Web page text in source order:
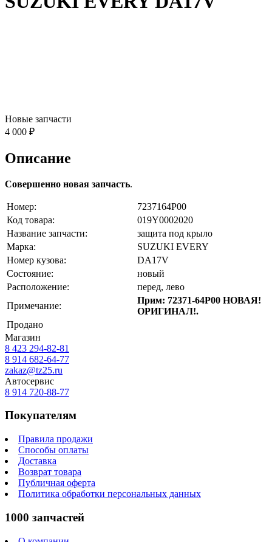
Новые запчасти
4 000 ₽
Описание
Совершенно новая запчасть.
Номер:
7237164P00
Код товара:
019Y0002020
Название запчасти:
защита под крыло
Марка:
SUZUKI EVERY
Номер кузова:
DA17V
Состояние:
новый
Расположение:
перед, лево
Примечание:
Прим: 72371-64P00 НОВАЯ!
ОРИГИНАЛ!.
Продано
Магазин
8 423 294-82-81
8 914 682-64-77
zakaz@tz25.ru
Автосервис
8 914 720-88-77
Покупателям
Правила продажи
Способы оплаты
Доставка
Возврат товара
Публичная оферта
Политика обработки персональных данных
1000 запчастей